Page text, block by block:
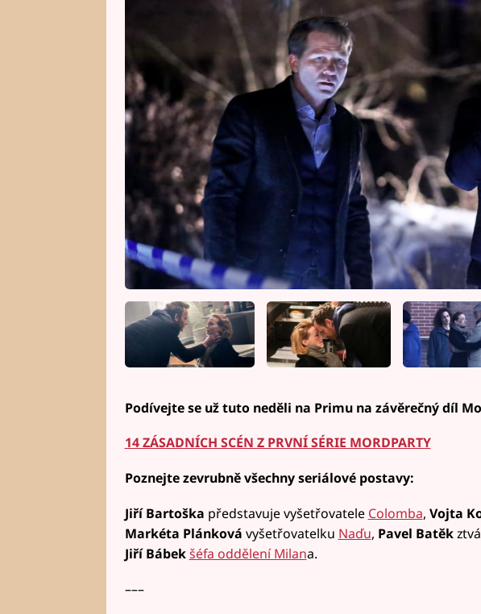
Podívejte se už tuto neděli na Primu na závěrečný díl
14 ZÁSADNÍCH SCÉN Z PRVNÍ SÉRIE MORDPARTY
Poznejte zevrubně všechny seriálové postavy:
Jiří Bartoška představuje vyšetřovatele Colomba, Vojta
Markéta Plánková vyšetřovatelku Naďu, Pavel Batěk
Jiří Bábek šéfa oddělení Milana.
–––